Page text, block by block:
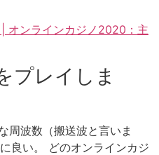
オンラインカジノ2020：主
プレイしま
周波数（搬送波と言いま
良い。 どのオンラインカジ